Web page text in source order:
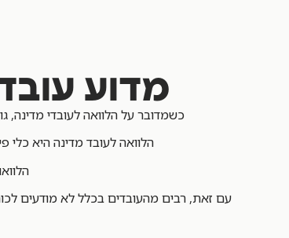
מדוע
כשמדובר על הלוואה לעובדי
הלוואה לעובד מדינה היא כלי
עם זאת, רבים מהעובדים בכלל לא מודעים